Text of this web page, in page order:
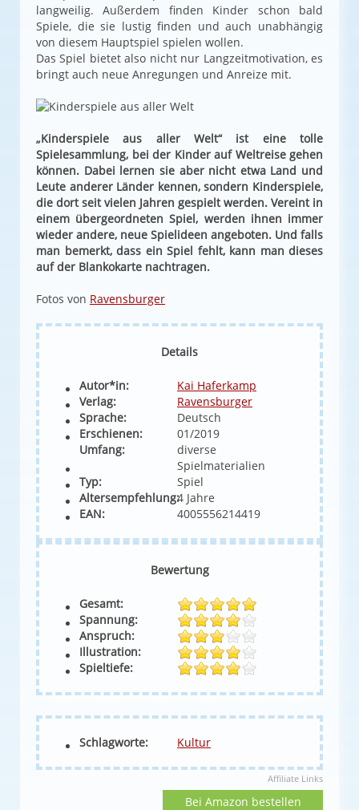
langweilig. Außerdem finden Kinder schon bald
Spiele, die sie lustig finden und auch unabhängig
von diesem Hauptspiel spielen wollen.
Das Spiel bietet also nicht nur Langzeitmotivation, es
bringt auch neue Anregungen und Anreize mit.
„Kinderspiele aus aller Welt“ ist eine tolle
Spielesammlung, bei der Kinder auf Weltreise gehen
können. Dabei lernen sie aber nicht etwa Land und
Leute anderer Länder kennen, sondern Kinderspiele,
die dort seit vielen Jahren gespielt werden. Vereint in
einem übergeordneten Spiel, werden ihnen immer
wieder andere, neue Spielideen angeboten. Und falls
man bemerkt, dass ein Spiel fehlt, kann man dieses
auf der Blankokarte nachtragen.
Fotos von Ravensburger
Details
Autor*in:
Kai Haferkamp
Verlag:
Ravensburger
Sprache:
Deutsch
Erschienen:
01/2019
Umfang:
diverse
Spielmaterialien
Typ:
Spiel
Altersempfehlung:4 Jahre
EAN:
4005556214419
Bewertung
Gesamt:
Spannung:
Anspruch:
Illustration:
Spieltiefe:
Schlagworte: Kultur
Affiliate Links
Bei Amazon bestellen